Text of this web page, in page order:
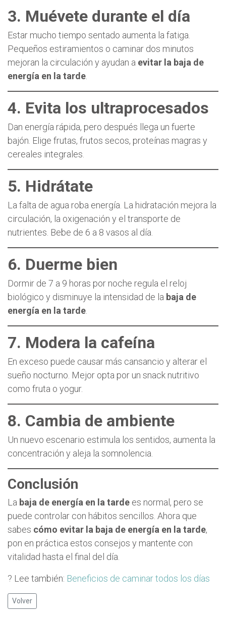
3. Muévete durante el día
Estar mucho tiempo sentado aumenta la fatiga.
Pequeños estiramientos o caminar dos minutos
mejoran la circulación y ayudan a evitar la baja de
energía en la tarde
4. Evita los ultraprocesados
Dan energía rápida, pero después llega un fuerte
bajón. Elige frutas, frutos secos, proteínas magras y
cereales integrales.
5. Hidrátate
La falta de agua roba energía. La hidratación mejora la
circulación, la oxigenación y el transporte de
nutrientes. Bebe de 6 a 8 vasos al día.
6. Duerme bien
Dormir de 7 a 9 horas por noche regula el reloj
biológico y disminuye la intensidad de la baja de
energía en la tarde
7. Modera la cafeína
En exceso puede causar más cansancio y alterar el
sueño nocturno. Mejor opta por un snack nutritivo
como fruta o yogur.
8. Cambia de ambiente
Un nuevo escenario estimula los sentidos, aumenta la
concentración y aleja la somnolencia.
Conclusión
La baja de energía en la tarde es normal, pero se
puede controlar con hábitos sencillos. Ahora que
sabes cómo evitar la baja de energía en la tarde,
pon en práctica estos consejos y mantente con
vitalidad hasta el final del día.
? Lee también: Beneficios de caminar todos los días
Volver